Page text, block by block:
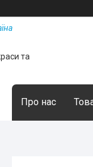
та
Про нас